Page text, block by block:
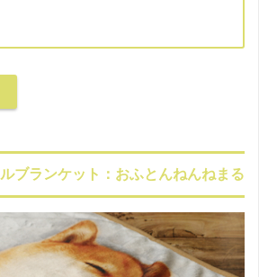
ブランケット：おふとんねんねまる